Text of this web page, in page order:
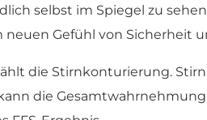
selbst im Spiegel zu
Gefühl von Sicherheit
die Stirnkonturierung.
die